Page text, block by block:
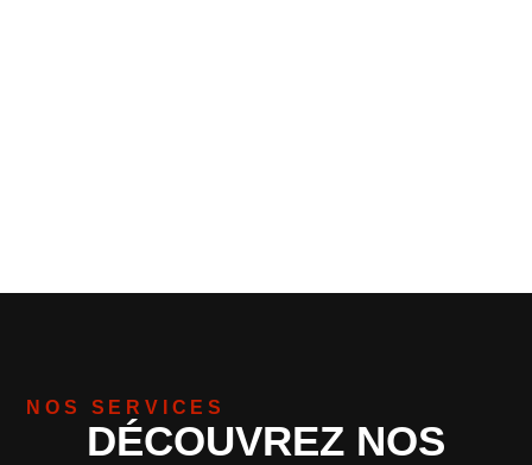
NOS SERVICES
DÉCOUVREZ NOS